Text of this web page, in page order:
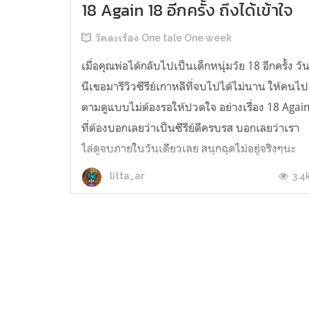
18 Again 18 อีกครั้ง ถึงได้เข้าใจ
วีคละเรื่อง One tale One week
เมื่อคุณพ่อได้กลับไปเป็นเด็กหนุ่มวัย 18 อีกครั้ง วัน
นีเขอมารีวิวซีรีย์เกาหลีที่จบไปได้ไม่นาน ให้คนไป
ตามดูแบบไม่ต้องรอให้ปวดใจ อย่างเรื่อง 18 Again
ที่ต้องบอกเลยว่าเป็นซีรีย์ดีครบรส บอกเลยว่าเรา
ไล่ดูจบภายในวันเดียวเลย สนุกฉุดไม่อยู่จริงๆนะ
เรื่องเล่าถึงชีวิตของ ฮงแดยอง คุณพ่อครอบครัวนึง
จากนักบาสอนาค...
litta_ar